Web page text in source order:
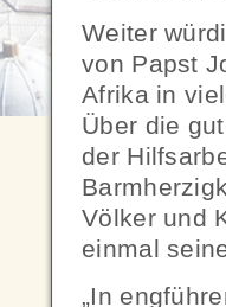
Weiter
von Papst
Afrika in
Über die
der
Völker und
einmal
„In